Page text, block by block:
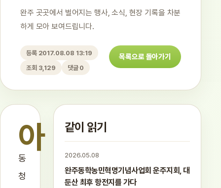
완주 곳곳에서 벌어지는 행사, 소식, 현장 기록을 차분
하게 모아 보여드립니다.
등록 2017.08.08 13:19
조회 3,129
댓글 0
목록으로 돌아가기
아
동
청
같이 읽기
2026.05.08
완주동학농민혁명기념사업회 운주지회, 대
둔산 최후 항전지를 가다